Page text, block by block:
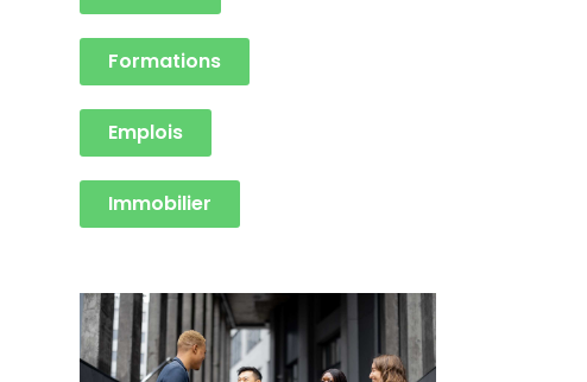
Formations
Emplois
Immobilier